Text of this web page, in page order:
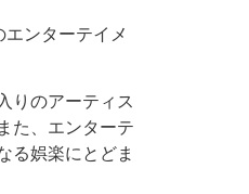
ンターテイメ
りのアーティス
た、エンターテ
る娯楽にとどま